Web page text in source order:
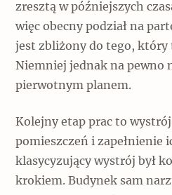
zresztą w późniejszych
więc obecny podział na
jest zbliżony do tego, który
Niemniej jednak na pewno
pierwotnym planem.
Kolejny etap prac to
pomieszczeń i zapełnienie
klasycyzujący wystrój był
krokiem. Budynek sam